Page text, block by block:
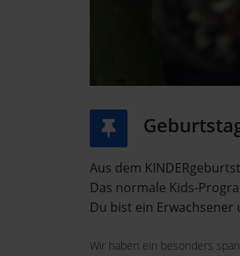
Aus dem
Das normale Kids-
Du bist ein
Wir haben ein besonders